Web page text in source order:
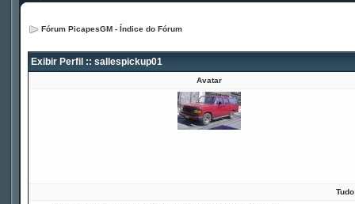
Fórum PicapesGM - Índice do Fórum
Exibir Perfil :: sallespickup01
Avatar